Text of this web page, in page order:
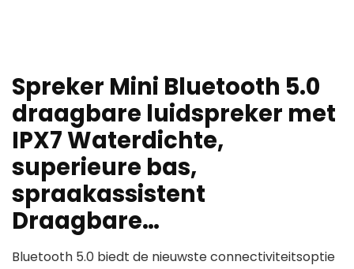
Spreker Mini Bluetooth 5.0
draagbare luidspreker met
IPX7 Waterdichte,
superieure bas,
spraakassistent
Draagbare…
Bluetooth 5.0 biedt de nieuwste connectiviteitsoptie